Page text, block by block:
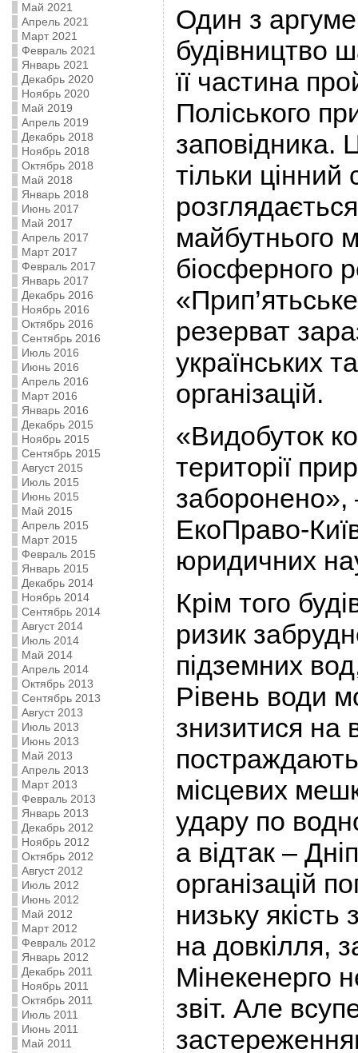
Май 2021
Апрель 2021
Март 2021
Февраль 2021
Январь 2021
Декабрь 2020
Ноябрь 2020
Май 2019
Апрель 2019
Декабрь 2018
Ноябрь 2018
Октябрь 2018
Май 2018
Январь 2018
Июнь 2017
Май 2017
Апрель 2017
Март 2017
Февраль 2017
Январь 2017
Декабрь 2016
Ноябрь 2016
Октябрь 2016
Сентябрь 2016
Июль 2016
Июнь 2016
Апрель 2016
Март 2016
Январь 2016
Декабрь 2015
Ноябрь 2015
Сентябрь 2015
Август 2015
Июль 2015
Июнь 2015
Май 2015
Апрель 2015
Март 2015
Февраль 2015
Январь 2015
Декабрь 2014
Ноябрь 2014
Сентябрь 2014
Август 2014
Июль 2014
Май 2014
Апрель 2014
Октябрь 2013
Сентябрь 2013
Август 2013
Июль 2013
Июнь 2013
Май 2013
Апрель 2013
Март 2013
Февраль 2013
Январь 2013
Декабрь 2012
Ноябрь 2012
Октябрь 2012
Август 2012
Июль 2012
Июнь 2012
Май 2012
Март 2012
Февраль 2012
Январь 2012
Декабрь 2011
Ноябрь 2011
Октябрь 2011
Июль 2011
Июнь 2011
Май 2011
Один з
будівництво
її частина
Поліського
заповідника.
тільки
майбутнього
біосферного
резерват
українських
організацій.
«Видобуток
території
заборонено»,
ЕкоПраво-
юридичних
Крім того
ризик
підземних
Рівень води
знизитися на
місцевих
удару по
а відтак –
організацій
низьку якість
на довкілля,
Мінекенерго
звіт. Але